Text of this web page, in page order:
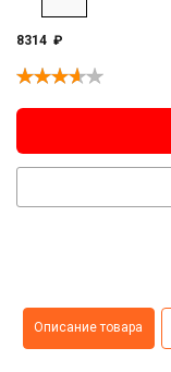
8314 ₽
Описание товара